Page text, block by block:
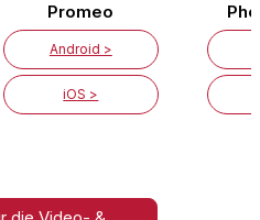
Promeo
Android >
iOS >